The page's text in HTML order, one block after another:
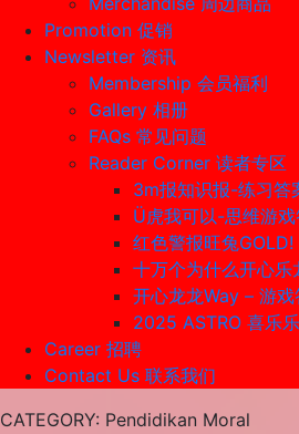
Promotion 促销
Newsletter 资讯
Membership 会员福利
Gallery 相册
FAQs 常见问题
Reader Corner 读者专区
3m报知识报-练习答
Ü虎我可以-思维游戏
红色警报旺兔GOLD!
十万个为什么开心乐
开心龙龙Way – 游戏
2025 ASTRO 喜乐
Career 招聘
Contact Us 联系我们
CATEGORY: Pendidikan Moral